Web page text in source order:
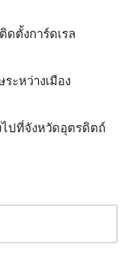
ดตั้งการ์ดเรล
ะหว่างเมือง
ไปที่จังหวัดอุตรดิตถ์